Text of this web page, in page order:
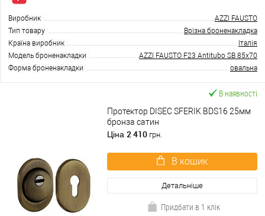
Виробник
AZZI FAUSTO
Тип товару
Врізна броненакладка
Країна виробник
Італія
Модель броненакладки
AZZI FAUSTO F23 Antitubo SB 85x70
Форма броненакладки
овальна
В наявності
Протектор DISEC SFERIK BDS16 25мм
бронза сатин
Ціна 2 410 грн.
В кошик
Детальніше
Придбати в 1 клік